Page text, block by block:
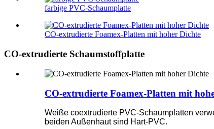
farbige PVC-Schaumplatte
CO-extrudierte Foamex-Platten mit hoher Dichte
CO-extrudierte Schaumstoffplatte
CO-extrudierte Foamex-Platten mit
Weiße coextrudierte PVC-Schaumplatten
beiden Außenhaut sind Hart-PVC.